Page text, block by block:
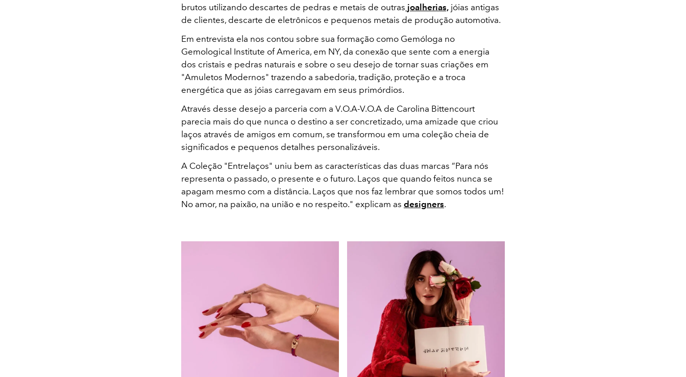
brutos utilizando descartes de pedras e metais de outras joalherias, jóias antigas
de clientes, descarte de eletrônicos e pequenos metais de produção automotiva.
Em entrevista ela nos contou sobre sua formação como Gemóloga no
Gemological Institute of America, em NY, da conexão que sente com a energia
dos cristais e pedras naturais e sobre o seu desejo de tornar suas criações em
"Amuletos Modernos" trazendo a sabedoria, tradição, proteção e a troca
energética que as jóias carregavam em seus primórdios.
Através desse desejo a parceria com a V.O.A-V.O.A de Carolina Bittencourt
parecia mais do que nunca o destino a ser concretizado, uma amizade que criou
laços através de amigos em comum, se transformou em uma coleção cheia de
significados e pequenos detalhes personalizáveis.
A Coleção "Entrelaços" uniu bem as características das duas marcas ”Para nós
representa o passado, o presente e o futuro. Laços que quando feitos nunca se
apagam mesmo com a distância. Laços que nos faz lembrar que somos todos um!
No amor, na paixão, na união e no respeito." explicam as designers.